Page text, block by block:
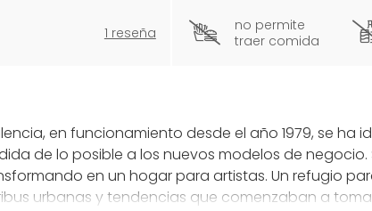
1 reseña
no permite
traer comida
en funcionamiento desde el año 1979, se ha
de lo posible a los nuevos modelos de
en un hogar para artistas. Un refugio
urbanas y tendencias que comenzaban a